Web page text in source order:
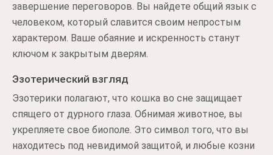
завершение переговоров. Вы найдете общий язык с
человеком, который славится своим непростым
характером. Ваше обаяние и искренность станут
ключом к закрытым дверям.
Эзотерический взгляд
Эзотерики полагают, что кошка во сне защищает
спящего от дурного глаза. Обнимая животное, вы
укрепляете свое биополе. Это символ того, что вы
находитесь под невидимой защитой, и любые козни